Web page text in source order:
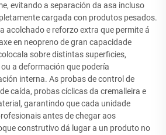
evitando a separación da asa incluso
cargada con produtos pesados.
acolchado e reforzo extra que permite á
en neopreno de gran capacidade
sobre distintas superficies,
a deformación que podería
interna. As probas de control de
caída, probas cíclicas da cremalleira e
garantindo que cada unidade
antes de chegar aos
construtivo dá lugar a un produto no